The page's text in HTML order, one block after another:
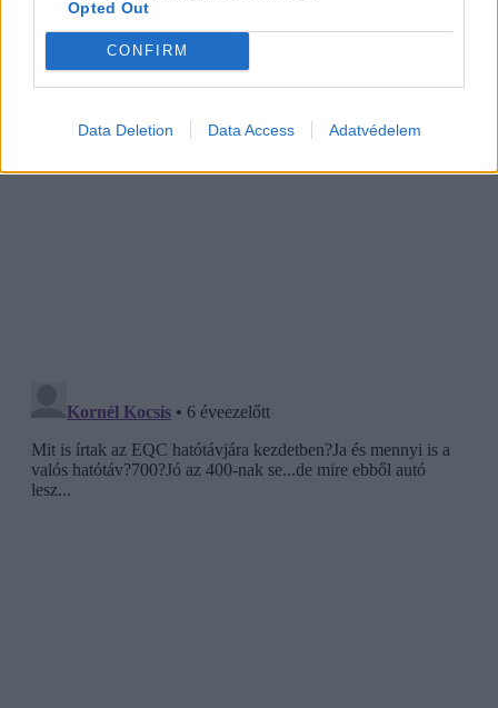
Opted Out
CONFIRM
Data Deletion Data Access Adatvédelem